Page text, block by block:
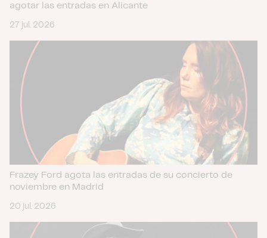
agotar las entradas en Alicante
27 jul. 2026
Frazey Ford agota las entradas de su concierto de
noviembre en Madrid
20 jul. 2026